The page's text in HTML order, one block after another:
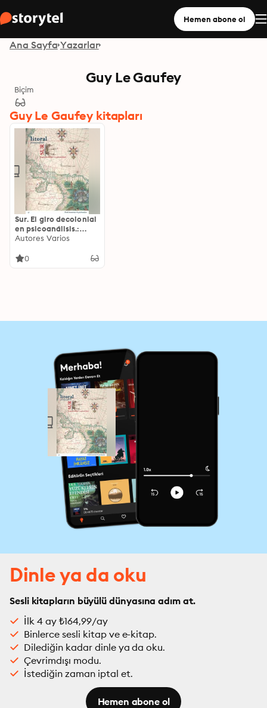
Hemen abone ol
Ana Sayfa Yazarlar
Guy Le Gaufey
Biçim
Guy Le Gaufey kitapları
Sur. El giro decolonial
en psicoanálisis.:
Litoral Psicoanálisis
Autores Varios
0
Dinle ya da oku
Sesli kitapların büyülü dünyasına adım at.
İlk 4 ay ₺164,99/ay
Binlerce sesli kitap ve e-kitap.
Dilediğin kadar dinle ya da oku.
Çevrimdışı modu.
İstediğin zaman iptal et.
Hemen abone ol